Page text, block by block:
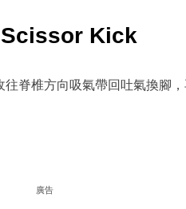
Kick
脊椎方向吸氣帶回吐氣換腳，
廣告